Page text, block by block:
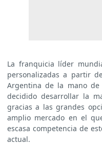
La franquicia líder
personalizadas a partir
Argentina de la mano de
decidido desarrollar la
gracias a las grandes
amplio mercado en el
escasa competencia de
actual.